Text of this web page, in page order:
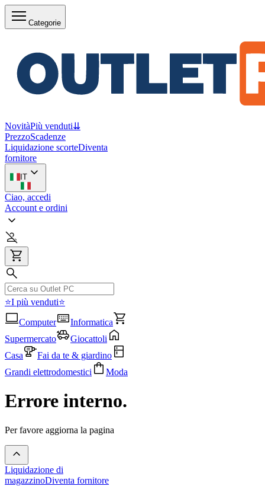
Categorie
NovitàPiù venduti⇊
PrezzoScadenze
Liquidazione scorteDiventa
fornitore
IT
Ciao, accedi
Account e ordini
⭐I più venduti⭐
Computer
Informatica
Supermercato
Giocattoli
Casa
Fai da te & giardino
Grandi elettrodomestici
Moda
Errore interno.
Per favore aggiorna la pagina
Liquidazione di
magazzinoDiventa fornitore